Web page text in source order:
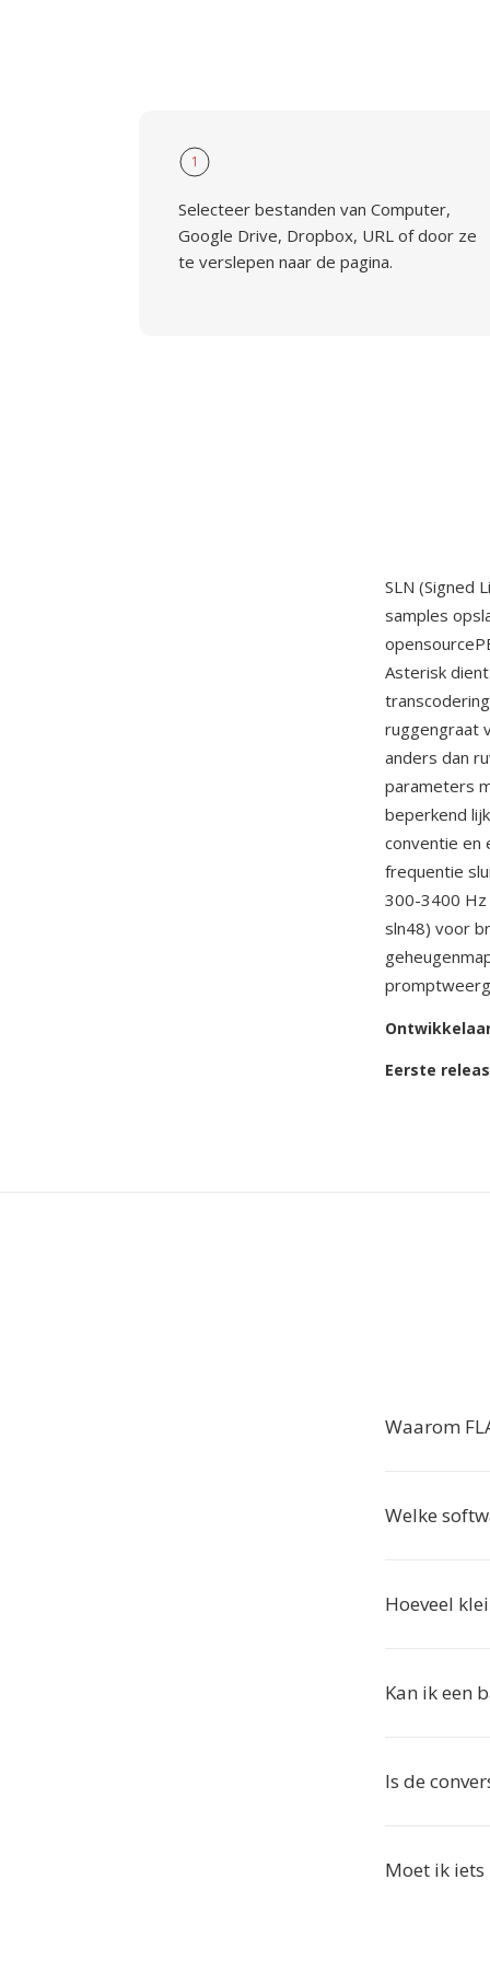
1
Selecteer bestanden van Computer,
Google Drive, Dropbox, URL of door ze
te verslepen naar de pagina.
SLN (Signed
samples
Asterisk
ruggengraat
anders dan
parameters
beperkend
conventie en
frequentie
300-3400 Hz
sln48) voor
Eerste
Waarom
Welke
Hoeveel
Kan ik een
Is de
Moet ik iets